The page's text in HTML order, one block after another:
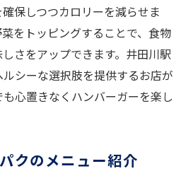
保しつつカロリーを減らせま
をトッピングすることで、食物
さをアップできます。井田川駅
シーな選択肢を提供するお店が
心置きなくハンバーガーを楽し
クのメニュー紹介